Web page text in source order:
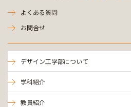
よくある質問
お問合せ
デザイン工学部について
学科紹介
教員紹介